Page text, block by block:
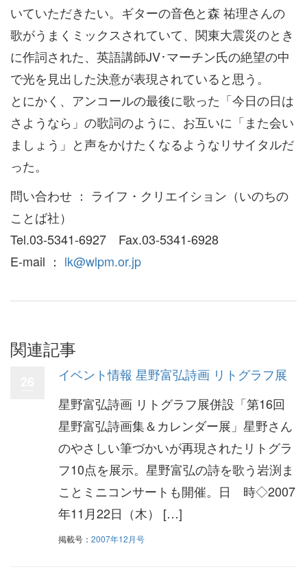
いていただきたい。ギターの音色と森 祐理さんの
歌がうまくミックスされていて、関東大震災のとき
に作詞された、英語講師JV･マーチン氏の絶望の中
で光を見出した決意が表現されていると思う。
とにかく、アンコールの最後に歌った「今日の日は
さようなら」の歌詞のように、お互いに「また会い
ましょう」と声をかけたくなるようなリサイタルだ
った。
問い合わせ ： ライフ・クリエイション（いのちの
ことば社）
Tel.03-5341-6927 Fax.03-5341-6928
E-mail ： lk@wlpm.or.jp
関連記事
イベント情報 星野富弘詩画 リトグラフ展
星野富弘詩画 リトグラフ展併設「第16回
星野富弘詩画集＆カレンダー展」星野さん
のやさしい筆づかいが再現されたリトグラ
フ10点を展示。星野富弘の詩を歌う岩渕ま
ことミニコンサートも開催。日 時◇2007
年11月22日（木） […]
掲載号： 2007年12月号